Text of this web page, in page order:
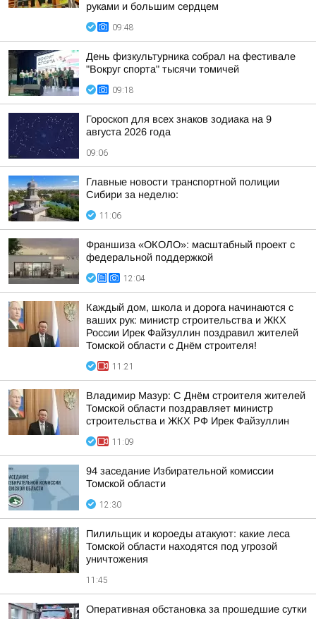
руками и большим сердцем
09:48
День физкультурника собрал на фестивале
"Вокруг спорта" тысячи томичей
09:18
Гороскоп для всех знаков зодиака на 9
августа 2026 года
09:06
Главные новости транспортной полиции
Сибири за неделю:
11:06
Франшиза «ОКОЛО»: масштабный проект с
федеральной поддержкой
12:04
Каждый дом, школа и дорога начинаются с
ваших рук: министр строительства и ЖКХ
России Ирек Файзуллин поздравил жителей
Томской области с Днём строителя!
11:21
Владимир Мазур: С Днём строителя жителей
Томской области поздравляет министр
строительства и ЖКХ РФ Ирек Файзуллин
11:09
94 заседание Избирательной комиссии
Томской области
12:30
Пилильщик и короеды атакуют: какие леса
Томской области находятся под угрозой
уничтожения
11:45
Оперативная обстановка за прошедшие сутки